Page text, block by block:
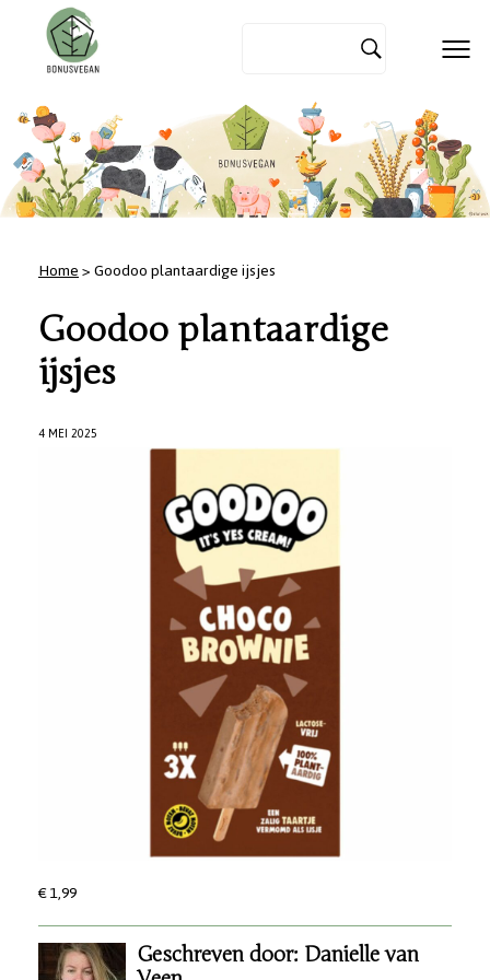
Home> Goodoo plantaardige ijsjes
Goodoo plantaardige
ijsjes
4 MEI 2025
€ 1,99
Geschreven door: Danielle van